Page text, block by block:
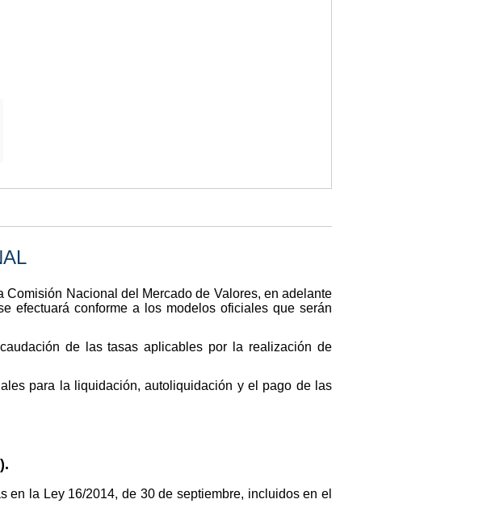
Comisión Nacional del Mercado de Valores, en adelante
efectuará conforme a los modelos oficiales que serán
de las tasas aplicables por la realización de
para la liquidación, autoliquidación y el pago de las
la Ley 16/2014, de 30 de septiembre, incluidos en el